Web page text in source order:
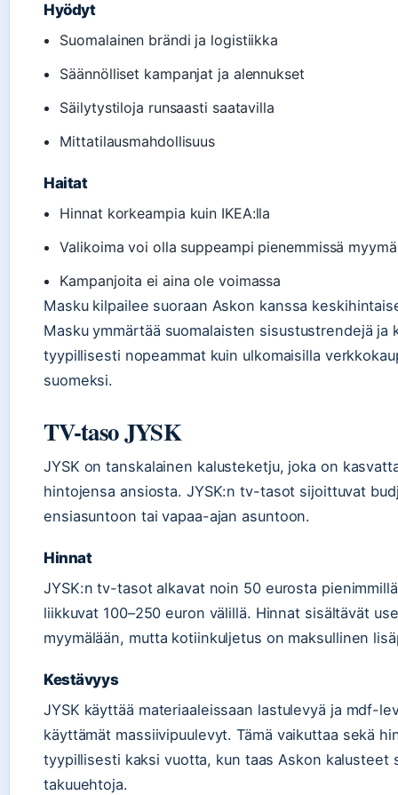
Hyödyt
Suomalainen brändi ja logistiikka
Säännölliset kampanjat ja alennukset
Säilytystiloja runsaasti saatavilla
Mittatilausmahdollisuus
Haitat
Hinnat korkeampia kuin IKEA:lla
Valikoima voi olla suppeampi pienemmissä
Kampanjoita ei aina ole voimassa
Masku kilpailee suoraan Askon kanssa
Masku ymmärtää suomalaisten sisustustrendejä
tyypillisesti nopeammat kuin ulkomaisilla
suomeksi.
TV-taso JYSK
JYSK on tanskalainen kalusteketju, joka on
hintojensa ansiosta. JYSK:n tv-tasot sijoittuvat
ensiasuntoon tai vapaa-ajan asuntoon.
Hinnat
JYSK:n tv-tasot alkavat noin 50 eurosta
liikkuvat 100–250 euron välillä. Hinnat sisältävät
myymälään, mutta kotiinkuljetus on maksullinen
Kestävyys
JYSK käyttää materiaaleissaan lastulevyä ja mdf-
käyttämät massiivipuulevyt. Tämä vaikuttaa sekä
tyypillisesti kaksi vuotta, kun taas Askon kalusteet
takuuehtoja.